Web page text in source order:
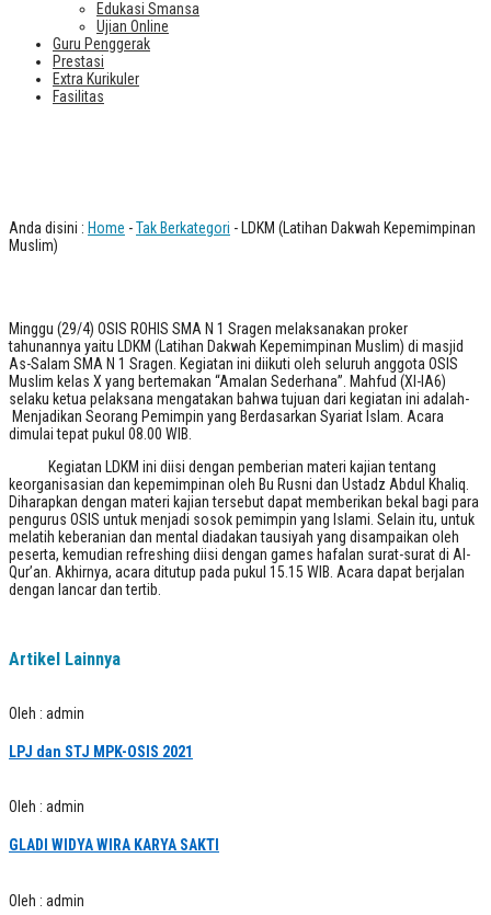
Edukasi Smansa
Ujian Online
Guru Penggerak
Prestasi
Extra Kurikuler
Fasilitas
Anda disini : Home -Tak Berkategori - LDKM (Latihan Dakwah Kepemimpinan
Muslim)
Minggu (29/4) OSIS ROHIS SMA N 1 Sragen melaksanakan proker
tahunannya yaitu LDKM (Latihan Dakwah Kepemimpinan Muslim) di masjid
As-Salam SMA N 1 Sragen. Kegiatan ini diikuti oleh seluruh anggota OSIS
Muslim kelas X yang bertemakan “Amalan Sederhana”. Mahfud (XI-IA6)
selaku ketua pelaksana mengatakan bahwa tujuan dari kegiatan ini adalah­­­­­­­­­­­
Menjadikan Seorang Pemimpin yang Berdasarkan Syariat Islam. Acara
dimulai tepat pukul 08.00 WIB.
Kegiatan LDKM ini diisi dengan pemberian materi kajian tentang
keorganisasian dan kepemimpinan oleh Bu Rusni dan Ustadz Abdul Khaliq.
Diharapkan dengan materi kajian tersebut dapat memberikan bekal bagi para
pengurus OSIS untuk menjadi sosok pemimpin yang Islami. Selain itu, untuk
melatih keberanian dan mental diadakan tausiyah yang disampaikan oleh
peserta, kemudian refreshing diisi dengan games hafalan surat-surat di Al-
Qur’an. Akhirnya, acara ditutup pada pukul 15.15 WIB. Acara dapat berjalan
dengan lancar dan tertib.
Artikel Lainnya
Oleh : admin
LPJ dan STJ MPK-OSIS 2021
Oleh : admin
GLADI WIDYA WIRA KARYA SAKTI
Oleh : admin